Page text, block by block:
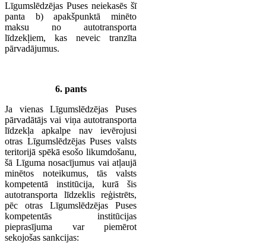
Līgumslēdzējas Puses neiekasēs šī
panta b) apakšpunktā minēto
maksu no autotransporta
līdzekļiem, kas neveic tranzīta
pārvadājumus.
6. pants
Ja vienas Līgumslēdzējas Puses
pārvadātājs vai viņa autotransporta
līdzekļa apkalpe nav ievērojusi
otras Līgumslēdzējas Puses valsts
teritorijā spēkā esošo likumdošanu,
šā Līguma nosacījumus vai atļaujā
minētos noteikumus, tās valsts
kompetentā institūcija, kurā šis
autotransporta līdzeklis reģistrēts,
pēc otras Līgumslēdzējas Puses
kompetentās institūcijas
pieprasījuma var piemērot
sekojošas sankcijas: